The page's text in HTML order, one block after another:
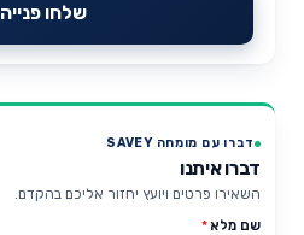
שלחו פנייה
דברו עם מומחה SAVEY
דברו איתנו
השאירו פרטים ויועץ יחזור אליכם בהקדם.
שם מלא*